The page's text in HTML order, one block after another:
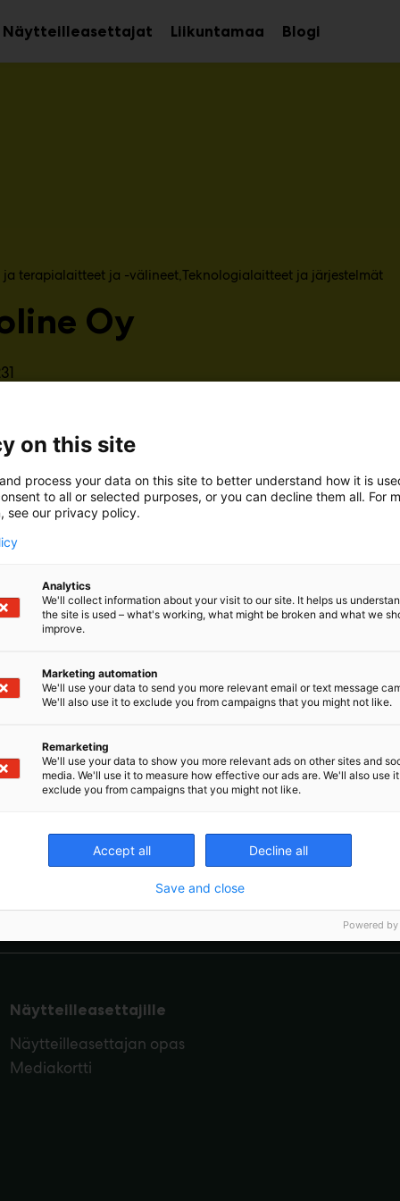
NäytteilleasettajatAvaa
alavalikko
LiikuntamaaAvaa
alavalikko
Blogi
ja terapialaitteet ja -välineet Teknologialaitteet ja järjestelmät
Oy
tamperelainen vuonna 1991 perustettu
Omia toimipisteitä on Suomen lisäksi viidessä
yli 40 maahan. Fysiolinen tuotevalikoima sisältää
kylmähoitotuotteita ja lääkkeitä sekä kuntosali- ja
Apuvälineiden, kuntoutuksen ja
Näytteilleasettajille
Näytteilleasettajan opas
Mediakortti
on this site
process your data on this site to better understand how it is
to all or selected purposes, or you can decline them all. For
see our privacy policy.
Analytics
We'll collect information about your visit to our site. It helps us
the site is used – what's working, what might be broken and what we
improve.
Marketing automation
We'll use your data to send you more relevant email or text message
We'll also use it to exclude you from campaigns that you might not like.
Remarketing
We'll use your data to show you more relevant ads on other sites and
media. We'll use it to measure how effective our ads are. We'll also use
exclude you from campaigns that you might not like.
Accept all Decline all
Save and close
Powered by